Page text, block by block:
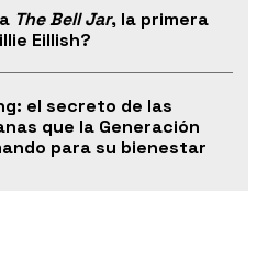
The Bell Jar, la primera
Eillish?
el secreto de las
que la Generación
para su bienestar